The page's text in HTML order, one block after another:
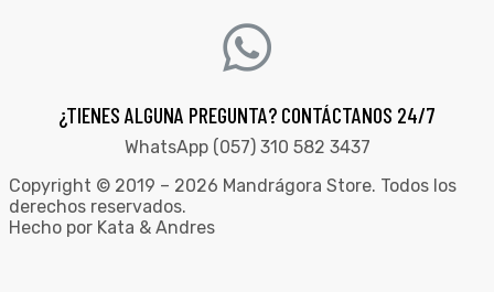
¿TIENES ALGUNA PREGUNTA? CONTÁCTANOS 24/7
WhatsApp (057) 310 582 3437
Copyright © 2019 – 2026 Mandrágora Store. Todos los
derechos reservados.
Hecho por Kata & Andres